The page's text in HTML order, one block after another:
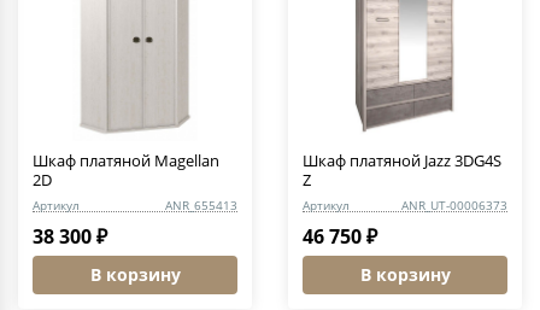
Шкаф платяной Magellan
2D
Артикул ANR_655413
38 300 ₽
В корзину
Шкаф платяной Jazz 3DG4S
Z
Артикул ANR_UT-00006373
46 750 ₽
В корзину